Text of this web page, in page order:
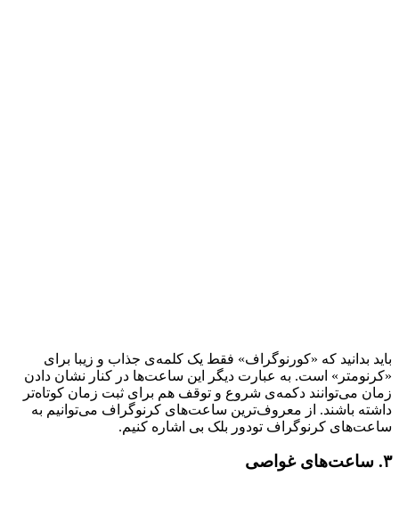
باید بدانید که «کورنوگراف» فقط یک کلمه‌ی جذاب و زیبا برای
«کرنومتر» است. به عبارت دیگر این ساعت‌ها در کنار نشان دادن
زمان می‌توانند دکمه‌ی شروع و توقف هم برای ثبت زمان کوتاه‌تر
داشته باشند. از معروف‌ترین ساعت‌های کرنوگراف می‌توانیم به
ساعت‌‌های کرنوگراف تودور بلک بی اشاره کنیم.
۳. ساعت‌های غواصی